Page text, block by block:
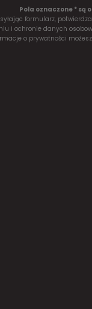
Pola oznaczone * są
formularz,
i ochronie danych
o prywatności